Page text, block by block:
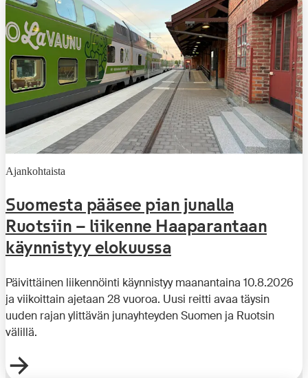
Ajankohtaista
Suomesta pääsee pian junalla
Ruotsiin – liikenne Haaparantaan
käynnistyy elokuussa
Päivittäinen liikennöinti käynnistyy maanantaina 10.8.2026
ja viikoittain ajetaan 28 vuoroa. Uusi reitti avaa täysin
uuden rajan ylittävän junayhteyden Suomen ja Ruotsin
välillä.